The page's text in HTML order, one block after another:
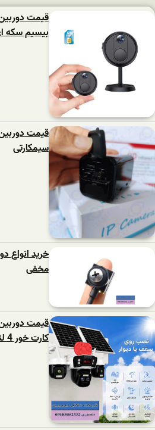
قیمت
بیسیم سکه
قیمت
سیمکارتی
خرید انواع
مخفی
قیمت
کارت خور 4 لنز